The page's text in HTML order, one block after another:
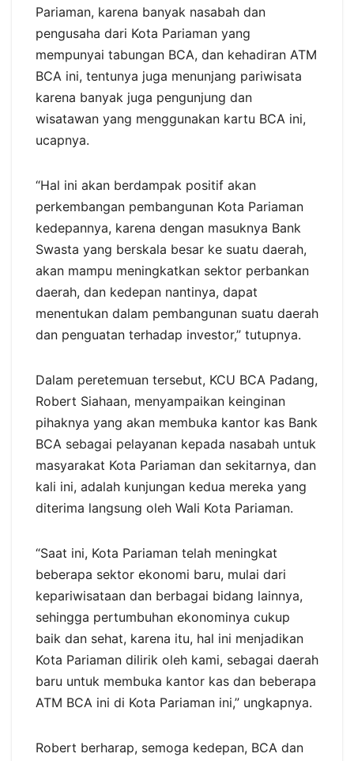
Pariaman, karena banyak nasabah dan
pengusaha dari Kota Pariaman yang
mempunyai tabungan BCA, dan kehadiran ATM
BCA ini, tentunya juga menunjang pariwisata
karena banyak juga pengunjung dan
wisatawan yang menggunakan kartu BCA ini,
ucapnya.
“Hal ini akan berdampak positif akan
perkembangan pembangunan Kota Pariaman
kedepannya, karena dengan masuknya Bank
Swasta yang berskala besar ke suatu daerah,
akan mampu meningkatkan sektor perbankan
daerah, dan kedepan nantinya, dapat
menentukan dalam pembangunan suatu daerah
dan penguatan terhadap investor,” tutupnya.
Dalam peretemuan tersebut, KCU BCA Padang,
Robert Siahaan, menyampaikan keinginan
pihaknya yang akan membuka kantor kas Bank
BCA sebagai pelayanan kepada nasabah untuk
masyarakat Kota Pariaman dan sekitarnya, dan
kali ini, adalah kunjungan kedua mereka yang
diterima langsung oleh Wali Kota Pariaman.
“Saat ini, Kota Pariaman telah meningkat
beberapa sektor ekonomi baru, mulai dari
kepariwisataan dan berbagai bidang lainnya,
sehingga pertumbuhan ekonominya cukup
baik dan sehat, karena itu, hal ini menjadikan
Kota Pariaman dilirik oleh kami, sebagai daerah
baru untuk membuka kantor kas dan beberapa
ATM BCA ini di Kota Pariaman ini,” ungkapnya.
Robert berharap, semoga kedepan, BCA dan